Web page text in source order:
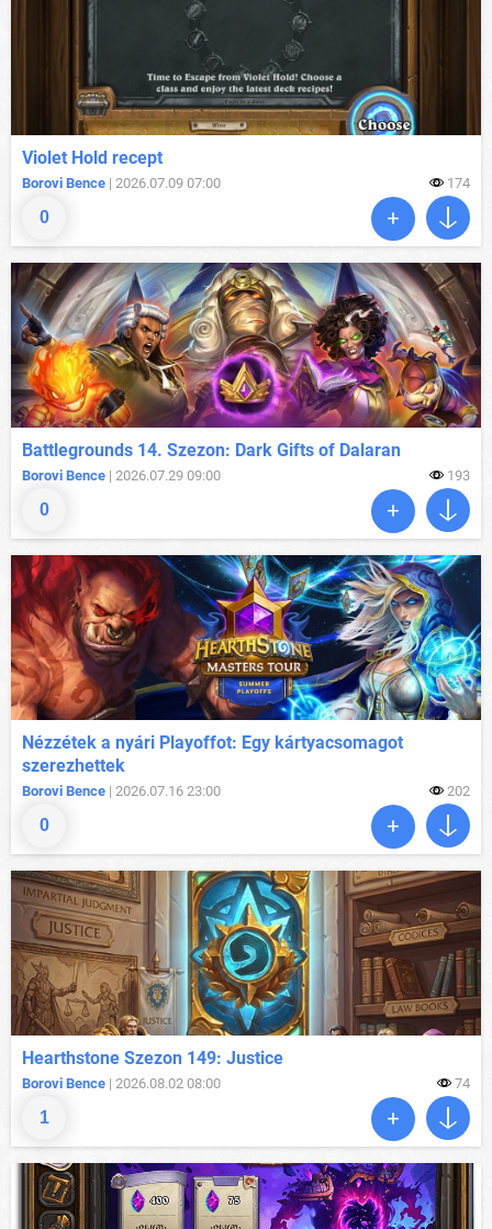
0
Violet Hold recept
Borovi Bence | 2026.07.09 07:00 174
0
Battlegrounds 14. Szezon: Dark Gifts of Dalaran
Borovi Bence | 2026.07.29 09:00 193
0
Nézzétek a nyári Playoffot: Egy kártyacsomagot
szerezhettek
Borovi Bence | 2026.07.16 23:00 202
1
Hearthstone Szezon 149: Justice
Borovi Bence | 2026.08.02 08:00 74